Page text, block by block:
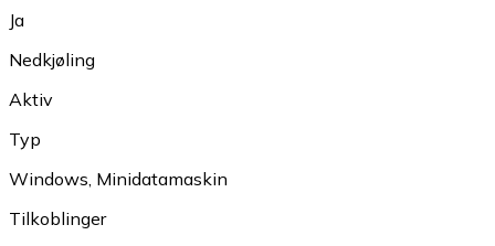
Ja
Nedkjøling
Aktiv
Typ
Windows, Minidatamaskin
Tilkoblinger